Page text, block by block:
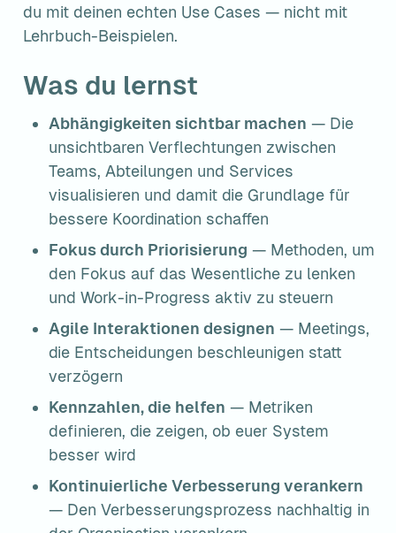
du mit deinen echten Use Cases — nicht mit
Lehrbuch-Beispielen.
Was du lernst
Abhängigkeiten sichtbar machen — Die
unsichtbaren Verflechtungen zwischen
Teams, Abteilungen und Services
visualisieren und damit die Grundlage für
bessere Koordination schaffen
Fokus durch Priorisierung — Methoden, um
den Fokus auf das Wesentliche zu lenken
und Work-in-Progress aktiv zu steuern
Agile Interaktionen designen — Meetings,
die Entscheidungen beschleunigen statt
verzögern
Kennzahlen, die helfen — Metriken
definieren, die zeigen, ob euer System
besser wird
Kontinuierliche Verbesserung verankern
— Den Verbesserungsprozess nachhaltig in